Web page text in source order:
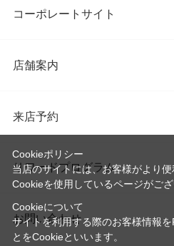
コーポレートサイト
店舗案内
来店予約
リワードプログラム
お問い合わせ
Cookieポリシー
当店のサイトには、お客様がより便
Cookieを使用しているページがござ
Cookieについて
サイトを利用する際のお客様情報
とをCookieといいます。